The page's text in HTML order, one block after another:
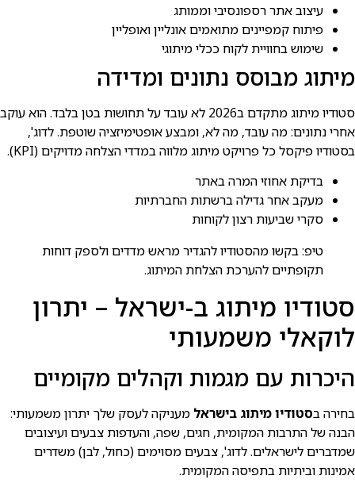
עיצוב אתר רספונסיבי וממותג
פיתוח קמפיינים מתואמים אונליין ואופליין
שימוש בחוויית לקוח ככלי מיתוגי
מיתוג מבוסס נתונים ומדידה
סטודיו מיתוג מתקדם ב2026 לא עובד על תחושות בטן בלבד. הוא עוקב
אחרי נתונים: מה עובד, מה לא, ומבצע אופטימיזציה שוטפת. לדוג',
בסטודיו פיקסל כל פרויקט מיתוג מלווה במדדי הצלחה מדויקים (KPI).
בדיקת אחוזי המרה באתר
מעקב אחר גדילה ברשתות החברתיות
סקרי שביעות רצון לקוחות
טיפ: בקשו מהסטודיו להגדיר מראש מדדים ולספק דוחות
תקופתיים להערכת הצלחת המיתוג.
סטודיו מיתוג ב-ישראל – יתרון
לוקאלי משמעותי
היכרות עם מגמות וקהלים מקומיים
בחירה בסטודיו מיתוג בישראל מעניקה לעסק שלך יתרון משמעותי:
הבנה של התרבות המקומית, חגים, שפה, והעדפות צבעים ועיצובים
שמדברים לישראלים. לדוג', צבעים מסוימים (כחול, לבן) משדרים
אמינות וביתיות בתפיסה המקומית.